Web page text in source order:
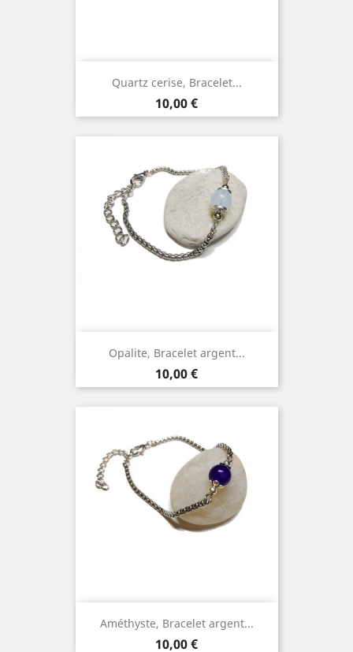
Quartz cerise, Bracelet...
Prix
10,00 €
Opalite, Bracelet argent...
Prix
10,00 €
Améthyste, Bracelet argent...
Prix
10,00 €